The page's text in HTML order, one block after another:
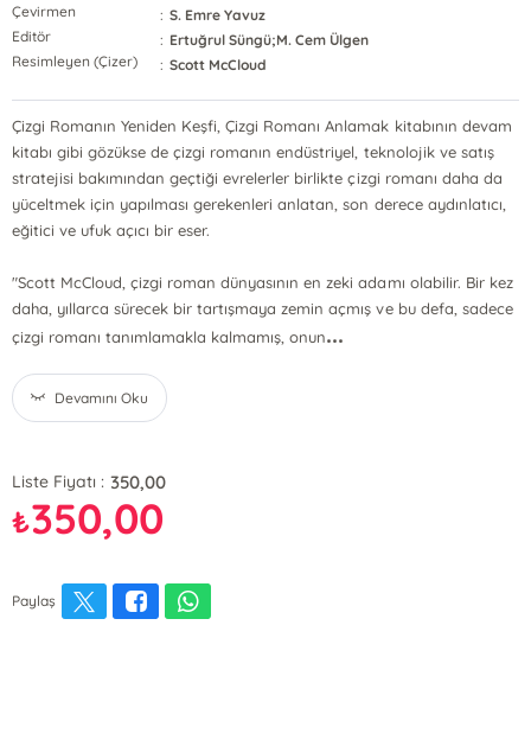
Çevirmen : S. Emre Yavuz
Editör
: Ertuğrul Süngü;M. Cem Ülgen
Resimleyen (Çizer)
: Scott McCloud
Çizgi Romanın Yeniden Keşfi, Çizgi Romanı Anlamak kitabının devam
kitabı gibi gözükse de çizgi romanın endüstriyel, teknolojik ve satış
stratejisi bakımından geçtiği evrelerler birlikte çizgi romanı daha da
yüceltmek için yapılması gerekenleri anlatan, son derece aydınlatıcı,
eğitici ve ufuk açıcı bir eser.
"Scott McCloud, çizgi roman dünyasının en zeki adamı olabilir. Bir kez
daha, yıllarca sürecek bir tartışmaya zemin açmış ve bu defa, sadece
çizgi romanı tanımlamakla kalmamış, onun...
Devamını Oku
Liste Fiyatı : 350,00
₺350,00
Paylaş